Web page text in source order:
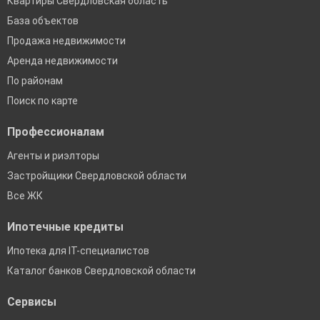
База объектов
Продажа недвижимости
Аренда недвижимости
По районам
Поиск по карте
Профессионалам
Агенты и риэлторы
Застройщики Свердловской области
Все ЖК
Ипотечные кредиты
Ипотека для IT-специалистов
Каталог банков Свердловской области
Сервисы